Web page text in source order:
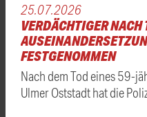
25.07.2026
VERDÄCHTIGER NACH
FESTGENOMMEN
Nach dem Tod eines 59-
Ulmer Oststadt hat die